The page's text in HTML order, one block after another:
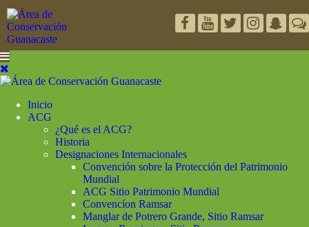
Inicio
ACG
¿Qué es el ACG?
Historia
Designaciones Internacionales
Convención sobre la Protección del Patrimonio
Mundial
ACG Sitio Patrimonio Mundial
Convencíon Ramsar
Manglar de Potrero Grande, Sitio Ramsar